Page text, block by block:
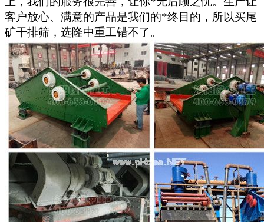
客户放心、满意的产品是我们的*终目的，所以买尾
矿干排筛，选隆中重工错不了。